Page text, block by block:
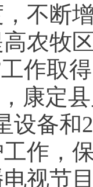
不断
农牧
作取
康定
设备和
作，
视节